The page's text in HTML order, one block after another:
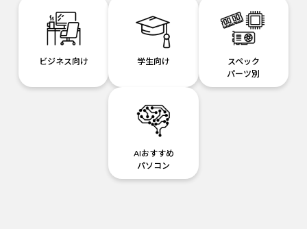
ビジネス向け 学生向け
スペック
パーツ別
AIおすすめ
パソコン